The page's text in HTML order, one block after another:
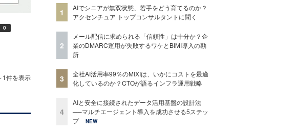
0
1件を表示
1
AIでシニアが無双状態、若手をどう育てるのか？
アクセンチュア トップコンサルタントに聞く
2
メール配信に求められる「信頼性」は十分か？企
業のDMARC運用が失敗するワケとBIMI導入の勘
所
3
全社AI活用率99％のMIXIは、いかにコストを最適
化しているのか？CTOが語るインフラ運用戦略
4
AIと安全に接続されたデータ活用基盤の設計法
──マルチエージェント導入を成功させる5ステッ
プ
NEW